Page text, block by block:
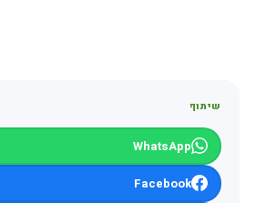
שיתוף
WhatsApp
Facebook